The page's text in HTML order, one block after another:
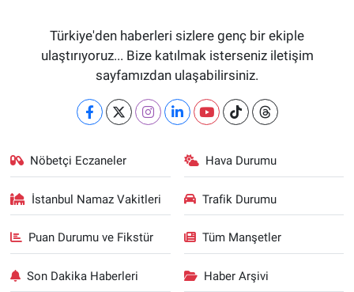
Türkiye'den haberleri sizlere genç bir ekiple
ulaştırıyoruz... Bize katılmak isterseniz iletişim
sayfamızdan ulaşabilirsiniz.
Nöbetçi Eczaneler Hava Durumu
İstanbul Namaz Vakitleri Trafik Durumu
Puan Durumu ve Fikstür Tüm Manşetler
Son Dakika Haberleri Haber Arşivi